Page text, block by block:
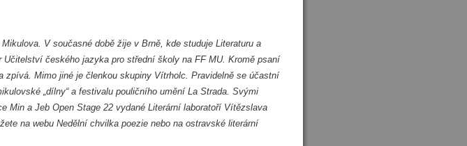
V současné době žije v Brně, kde studuje Literaturu a
českého jazyka pro střední školy na FF MU. Kromě psaní
zpívá. Mimo jiné je členkou skupiny Vítrholc. Pravidelně se účastní
„dílny“ a festivalu pouličního umění La Strada. Svými
Min a Jeb Open Stage 22 vydané Literární laboratoří Vítězslava
na webu Nedělní chvilka poezie nebo na ostravské literární